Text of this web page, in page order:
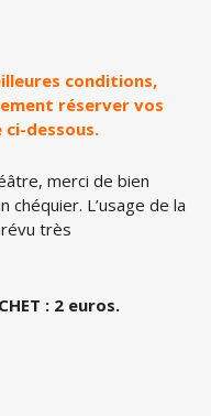
conditions,
réserver vos
dessous.
merci de bien
chéquier. L’usage de la
très
: 2 euros.